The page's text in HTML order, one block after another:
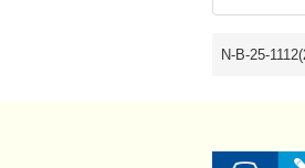
N-B-25-